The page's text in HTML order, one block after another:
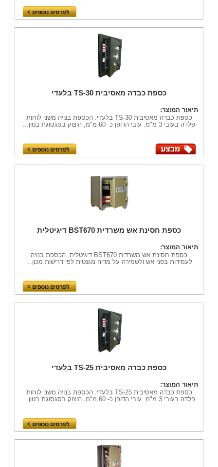
כספת כבדה מאסיבית TS-30 בלעדי
תיאור המוצר:
כספת כבדה מאסיבית TS-30 בלעדי. הכספת בנויה משני לוחות
פלדה בעובי 3 מ"מ. עובי הדופן כ- 60 מ"מ, היצוק בסגסוגת בטון...
כספת חסינת אש משרדית BST670 דיגיטלית
תיאור המוצר:
כספת חסינת אש משרדית BST670 דיגיטלית. הכספת בנויה
לעמידות בפני אש ולשמירה על מדיה מגנטית לפי דרישות מכון...
כספת כבדה מאסיבית TS-25 בלעדי
תיאור המוצר:
כספת כבדה מאסיבית TS-25 בלעדי. הכספת בנויה משני לוחות
פלדה בעובי 3 מ"מ. עובי הדופן כ- 60 מ"מ, היצוק בסגסוגת בטון...